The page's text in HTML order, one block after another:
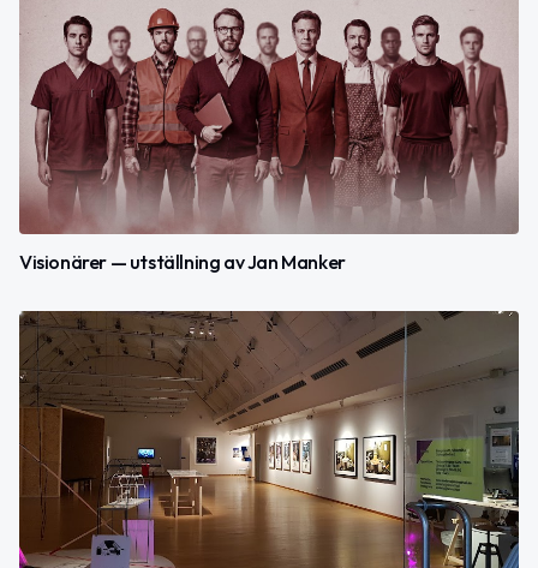
Visionärer — utställning av Jan Manker